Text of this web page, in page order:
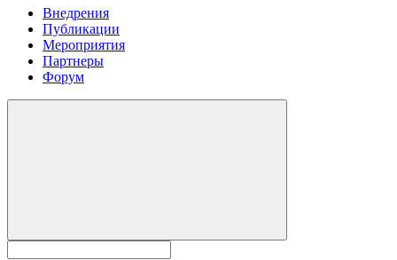
Внедрения
Публикации
Мероприятия
Партнеры
Форум